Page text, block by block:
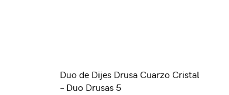
Duo de Dijes Drusa Cuarzo Cristal
– Duo Drusas 5